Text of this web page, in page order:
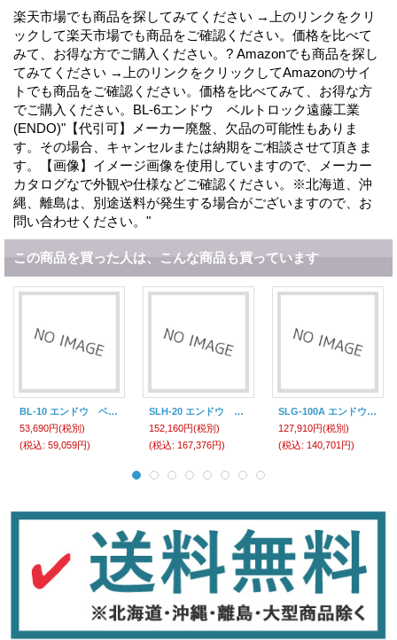
楽天市場でも商品を探してみてください →上のリンクをクリ
ックして楽天市場でも商品をご確認ください。価格を比べて
みて、お得な方でご購入ください。? Amazonでも商品を探し
てみてください →上のリンクをクリックしてAmazonのサイ
トでも商品をご確認ください。価格を比べてみて、お得な方
でご購入ください。BL-6エンドウ ベルトロック遠藤工業
(ENDO)"【代引可】メーカー廃盤、欠品の可能性もありま
す。その場合、キャンセルまたは納期をご相談させて頂きま
す。【画像】イメージ画像を使用していますので、メーカー
カタログなで外観や仕様などご確認ください。※北海道、沖
縄、離島は、別途送料が発生する場合がございますので、お
問い合わせください。"
この商品を買った人は、こんな商品も買っています
BL-10 エンドウ ベルトロック 遠藤工業(ENDO)
53,690円(税別)
(税込: 59,059円)
SLH-20 エンドウ セルフロック 遠藤工業(ENDO)
152,160円(税別)
(税込: 167,376円)
SLG-100A エンドウ セルフロック 遠藤工業(ENDO)
127,910円(税別)
(税込: 140,701円)